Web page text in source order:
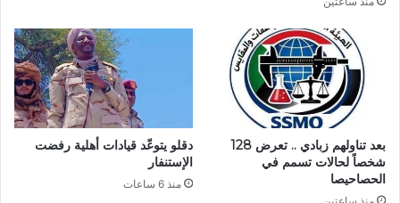
بعد تناولهم زبادي .. تعرض 128
شخصاً لحالات تسمم في
الحصاحيصا
دقلو يتوعّد قيادات أهلية رفضت
الإستنفار
منذ 6 ساعات